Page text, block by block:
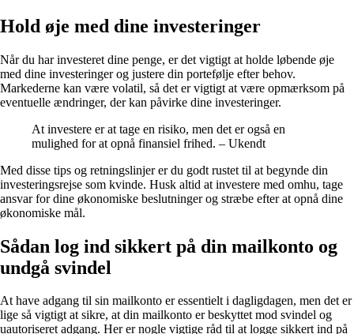
Hold øje med dine investeringer
Når du har investeret dine penge, er det vigtigt at holde løbende øje
med dine investeringer og justere din portefølje efter behov.
Markederne kan være volatil, så det er vigtigt at være opmærksom på
eventuelle ændringer, der kan påvirke dine investeringer.
At investere er at tage en risiko, men det er også en
mulighed for at opnå finansiel frihed. – Ukendt
Med disse tips og retningslinjer er du godt rustet til at begynde din
investeringsrejse som kvinde. Husk altid at investere med omhu, tage
ansvar for dine økonomiske beslutninger og stræbe efter at opnå dine
økonomiske mål.
Sådan log ind sikkert på din mailkonto og
undgå svindel
At have adgang til sin mailkonto er essentielt i dagligdagen, men det er
lige så vigtigt at sikre, at din mailkonto er beskyttet mod svindel og
uautoriseret adgang. Her er nogle vigtige råd til at logge sikkert ind på